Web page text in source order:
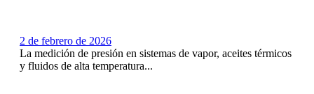
2 de febrero de 2026
La medición de presión en sistemas de vapor, aceites térmicos
y fluidos de alta temperatura...